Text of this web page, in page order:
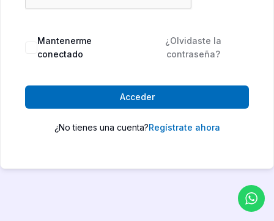
Mantenerme
conectado
¿Olvidaste la
contraseña?
Acceder
¿No tienes una cuenta?Regístrate ahora